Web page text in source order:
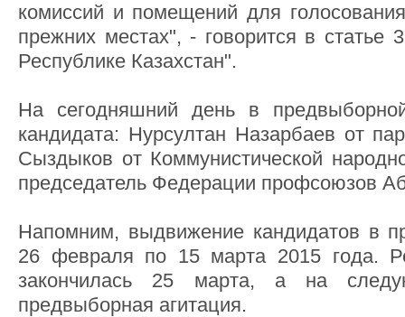
комиссий и помещений для
прежних местах", - говорится в статье
Республике Казахстан".
На сегодняшний день в
кандидата: Нурсултан Назарбаев от
Сыздыков от Коммунистической
председатель Федерации профсоюзов
Напомним, выдвижение кандидатов в
26 февраля по 15 марта 2015 года.
закончилась 25 марта, а на
предвыборная агитация.